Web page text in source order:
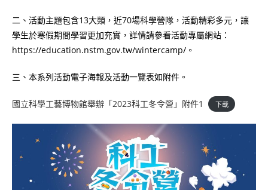
二、活動主題包含13大類，近70場科學營隊，活動精彩多元，讓
學生於寒假期間學習更加充實，詳情請參看活動專屬網站：
https://education.nstm.gov.tw/wintercamp/。
三、本系列活動電子海報及活動一覽表如附件。
國立科學工藝博物館舉辦「2023科工冬令營」附件1 下載